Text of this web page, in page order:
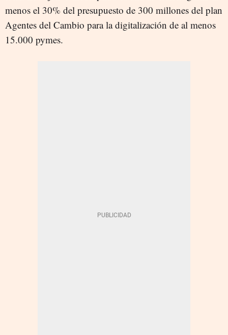
menos el 30% del presupuesto de 300 millones del plan
Agentes del Cambio para la digitalización de al menos
15.000 pymes.